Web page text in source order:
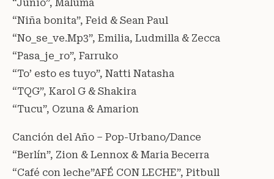
“Junio”, Maluma
“Niña bonita”, Feid & Sean Paul
“No_se_ve.Mp3”, Emilia, Ludmilla & Zecca
“Pasa_je_ro”, Farruko
“To’ esto es tuyo”, Natti Natasha
“TQG”, Karol G & Shakira
“Tucu”, Ozuna & Amarion
Canción del Año – Pop-Urbano/Dance
“Berlín”, Zion & Lennox & Maria Becerra
“Café con leche”AFÉ CON LECHE”, Pitbull